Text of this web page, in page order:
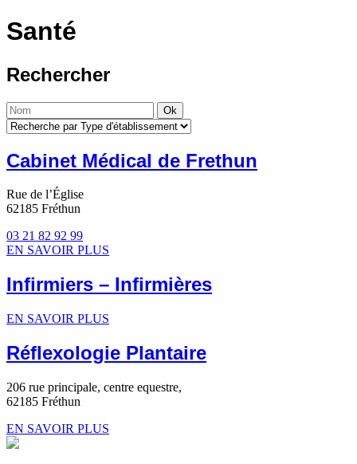
Santé
Rechercher
Cabinet Médical de Frethun
Rue de l’Église
62185 Fréthun
03 21 82 92 99
EN SAVOIR PLUS
Infirmiers – Infirmières
EN SAVOIR PLUS
Réflexologie Plantaire
206 rue principale, centre equestre,
62185 Fréthun
EN SAVOIR PLUS